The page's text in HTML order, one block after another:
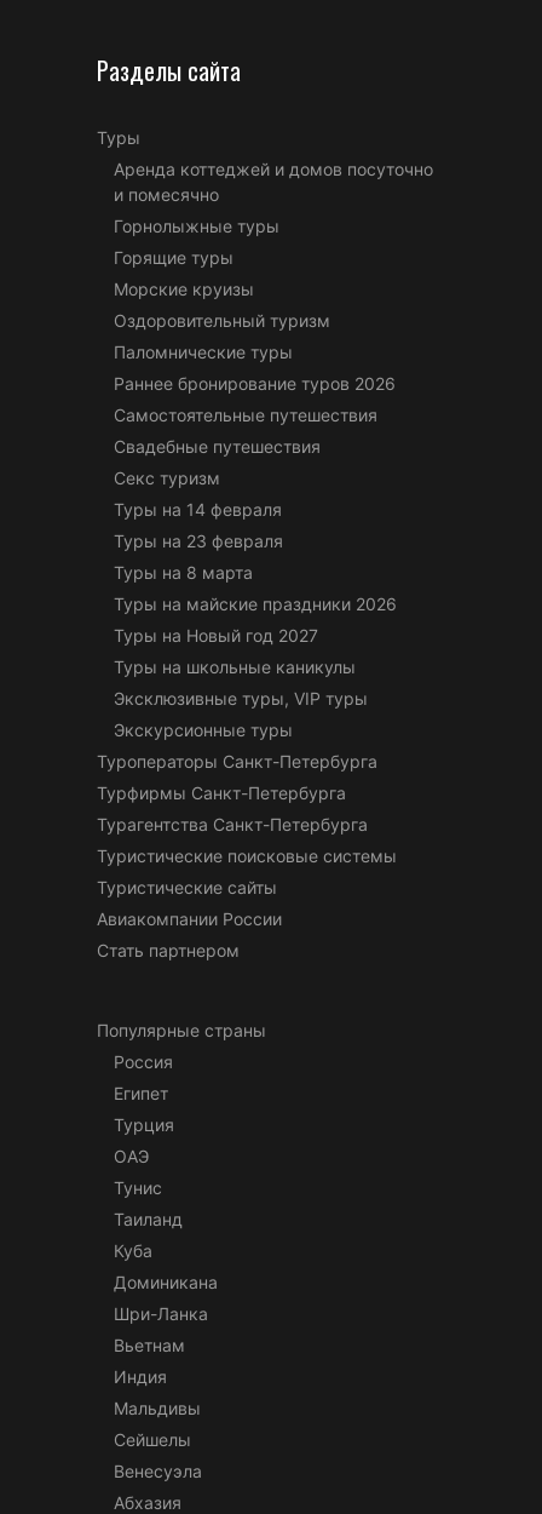
Разделы сайта
Туры
Аренда коттеджей и домов посуточно
и помесячно
Горнолыжные туры
Горящие туры
Морские круизы
Оздоровительный туризм
Паломнические туры
Раннее бронирование туров 2026
Самостоятельные путешествия
Свадебные путешествия
Секс туризм
Туры на 14 февраля
Туры на 23 февраля
Туры на 8 марта
Туры на майские праздники 2026
Туры на Новый год 2027
Туры на школьные каникулы
Эксклюзивные туры, VIP туры
Экскурсионные туры
Туроператоры Санкт-Петербурга
Турфирмы Санкт-Петербурга
Турагентства Санкт-Петербурга
Туристические поисковые системы
Туристические сайты
Авиакомпании России
Стать партнером
Популярные страны
Россия
Египет
Турция
ОАЭ
Тунис
Таиланд
Куба
Доминикана
Шри-Ланка
Вьетнам
Индия
Мальдивы
Сейшелы
Венесуэла
Абхазия